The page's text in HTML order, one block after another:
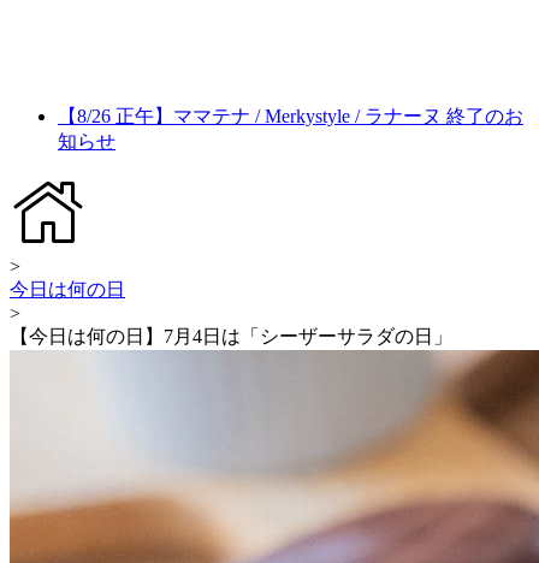
【8/26 正午】ママテナ / Merkystyle / ラナーヌ 終了のお
知らせ
>
今日は何の日
>
【今日は何の日】7月4日は「シーザーサラダの日」